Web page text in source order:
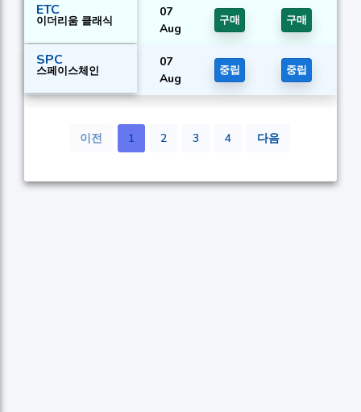
ETC
이더리움 클래식
07
Aug
구매 구매
SPC
스페이스체인
07
Aug
중립 중립
이전 1 2 3 4 다음